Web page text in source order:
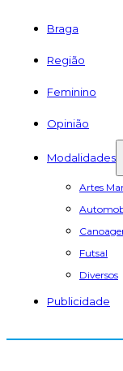
Braga
Região
Feminino
Opinião
Modalidades
Artes
Futsal
Diversos
Publicidade